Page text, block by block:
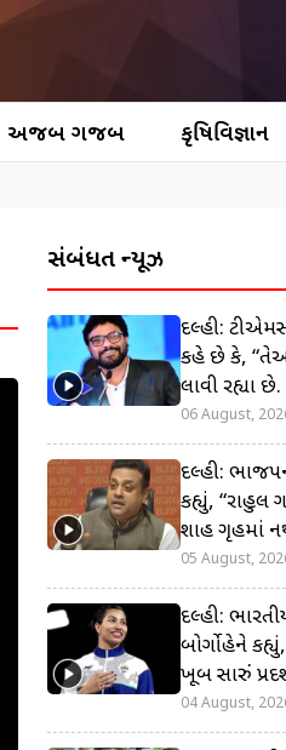
અજબ ગજબ કૃષિવિજ્ઞાન
સંબંધિત ન્યૂઝ
દિલ્હી:
કહે છે કે,
લાવી રહ્યા છે.
06 August,
દિલ્હી:
કહ્યું, “રાહુલ
શાહ ગૃહમાં
05 August,
દિલ્હી:
બોર્ગોહેને
ખૂબ સારું
04 August,